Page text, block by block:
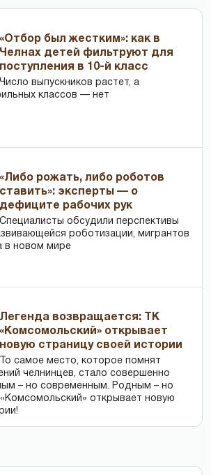
«Отбор был жестким»: как в
Челнах детей фильтруют для
поступления в 10-й класс
Число выпускников растет, а
классов — нет
«Либо рожать, либо роботов
ставить»: эксперты — о
дефиците рабочих рук
Специалисты обсудили перспективы
роботизации, мигрантов
в новом мире
Легенда возвращается: ТК
«Комсомольский» открывает
новую страницу своей истории
То самое место, которое помнят
челнинцев, стало совершенно
– но современным. Родным – но
открывает новую